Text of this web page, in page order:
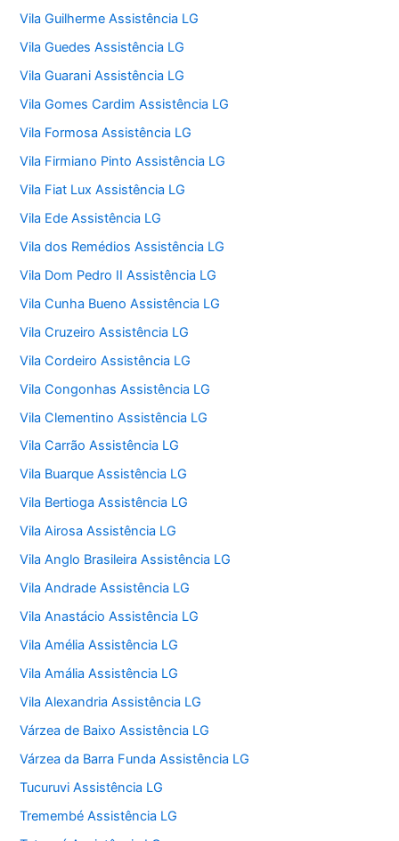
Vila Guilherme Assistência LG
Vila Guedes Assistência LG
Vila Guarani Assistência LG
Vila Gomes Cardim Assistência LG
Vila Formosa Assistência LG
Vila Firmiano Pinto Assistência LG
Vila Fiat Lux Assistência LG
Vila Ede Assistência LG
Vila dos Remédios Assistência LG
Vila Dom Pedro II Assistência LG
Vila Cunha Bueno Assistência LG
Vila Cruzeiro Assistência LG
Vila Cordeiro Assistência LG
Vila Congonhas Assistência LG
Vila Clementino Assistência LG
Vila Carrão Assistência LG
Vila Buarque Assistência LG
Vila Bertioga Assistência LG
Vila Airosa Assistência LG
Vila Anglo Brasileira Assistência LG
Vila Andrade Assistência LG
Vila Anastácio Assistência LG
Vila Amélia Assistência LG
Vila Amália Assistência LG
Vila Alexandria Assistência LG
Várzea de Baixo Assistência LG
Várzea da Barra Funda Assistência LG
Tucuruvi Assistência LG
Tremembé Assistência LG